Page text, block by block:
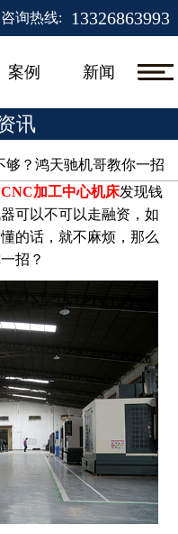
咨询热线: 13326863993
案例 新闻
讯
？鸿天驰机哥教你一招​
CNC加工中心机床发现钱
可以不可以走融资，如
的话，就不麻烦，那么
招？